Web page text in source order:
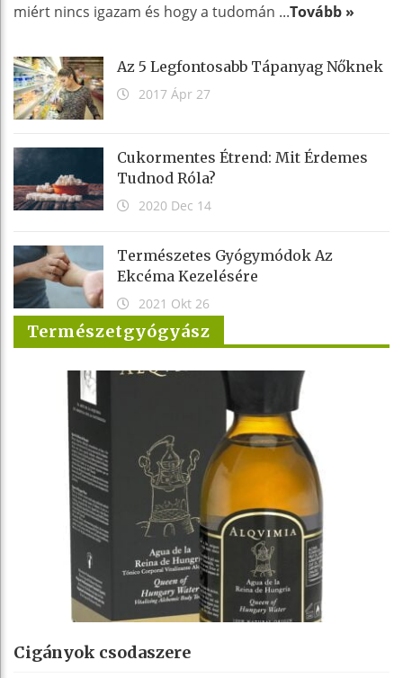
miért nincs igazam és hogy a tudomán ...Tovább »
Az 5 Legfontosabb Tápanyag Nőknek
2017 Ápr 27
Cukormentes Étrend: Mit Érdemes
Tudnod Róla?
2020 Dec 14
Természetes Gyógymódok Az
Ekcéma Kezelésére
2021 Okt 26
Természetgyógyász
Cigányok csodaszere